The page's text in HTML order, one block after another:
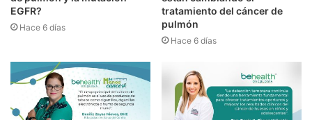
EGFR?
Hace 6 días
tratamiento del cáncer de
pulmón
Hace 6 días